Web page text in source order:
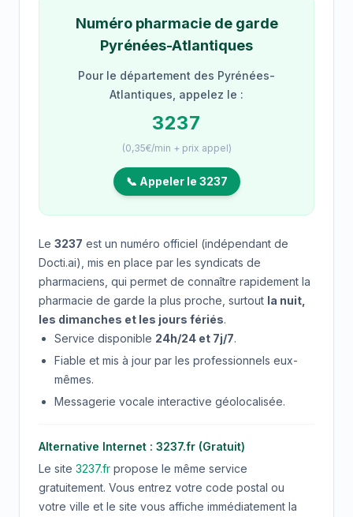
Numéro pharmacie de garde
Pyrénées-Atlantiques
Pour le département des Pyrénées-
Atlantiques, appelez le :
3237
(0,35€/min + prix appel)
📞 Appeler le 3237
Le 3237 est un numéro officiel (indépendant de
Docti.ai), mis en place par les syndicats de
pharmaciens, qui permet de connaître rapidement la
pharmacie de garde la plus proche, surtout la nuit,
les dimanches et les jours fériés.
Service disponible 24h/24 et 7j/7.
Fiable et mis à jour par les professionnels eux-
mêmes.
Messagerie vocale interactive géolocalisée.
Alternative Internet : 3237.fr (Gratuit)
Le site 3237.fr propose le même service
gratuitement. Vous entrez votre code postal ou
votre ville et le site vous affiche immédiatement la